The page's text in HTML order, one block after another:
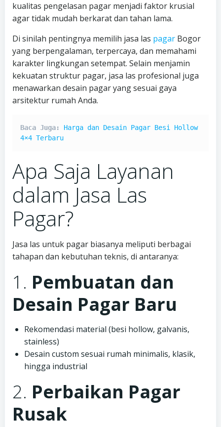
kualitas pengelasan pagar menjadi faktor krusial
agar tidak mudah berkarat dan tahan lama.
Di sinilah pentingnya memilih jasa las pagar Bogor
yang berpengalaman, terpercaya, dan memahami
karakter lingkungan setempat. Selain menjamin
kekuatan struktur pagar, jasa las profesional juga
menawarkan desain pagar yang sesuai gaya
arsitektur rumah Anda.
Baca Juga: Harga dan Desain Pagar Besi Hollow
4×4 Terbaru
Apa Saja Layanan
dalam Jasa Las
Pagar?
Jasa las untuk pagar biasanya meliputi berbagai
tahapan dan kebutuhan teknis, di antaranya:
1. Pembuatan dan
Desain Pagar Baru
Rekomendasi material (besi hollow, galvanis,
stainless)
Desain custom sesuai rumah minimalis, klasik,
hingga industrial
2. Perbaikan Pagar
Rusak